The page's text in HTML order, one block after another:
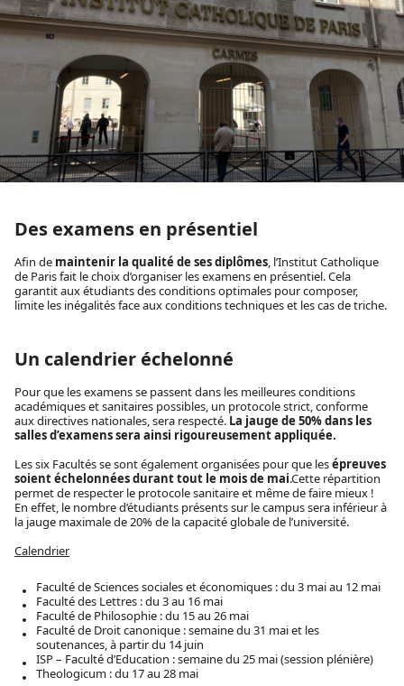
Des examens en présentiel
Afin de maintenir la qualité de ses diplômes, l’Institut Catholique
de Paris fait le choix d’organiser les examens en présentiel. Cela
garantit aux étudiants des conditions optimales pour composer,
limite les inégalités face aux conditions techniques et les cas de triche.
Un calendrier échelonné
Pour que les examens se passent dans les meilleures conditions
académiques et sanitaires possibles, un protocole strict, conforme
aux directives nationales, sera respecté. La jauge de 50% dans les
salles d’examens sera ainsi rigoureusement appliquée.
Les six Facultés se sont également organisées pour que lesépreuves
soient échelonnées durant tout le mois de mai.Cette répartition
permet de respecter le protocole sanitaire et même de faire mieux !
En effet, le nombre d’étudiants présents sur le campus sera inférieur à
la jauge maximale de 20% de la capacité globale de l’université.
Calendrier
Faculté de Sciences sociales et économiques : du 3 mai au 12 mai
Faculté des Lettres : du 3 au 16 mai
Faculté de Philosophie : du 15 au 26 mai
Faculté de Droit canonique : semaine du 31 mai et les
soutenances, à partir du 14 juin
ISP – Faculté d’Education : semaine du 25 mai (session plénière)
Theologicum : du 17 au 28 mai